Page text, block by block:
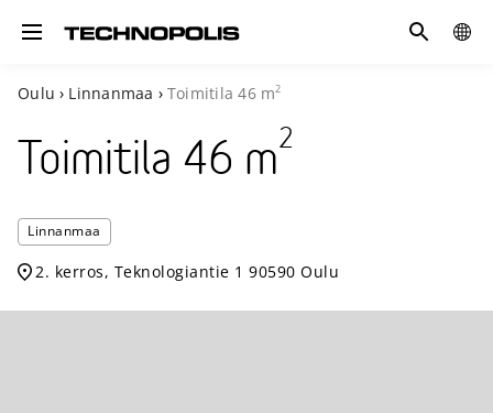
Toggle navigation
Hae
Oulu › Linnanmaa › Toimitila 46m2
Toimitila 46 m2
Linnanmaa
Linnanmaa
2. kerros, Teknologiantie 1 90590 Oulu